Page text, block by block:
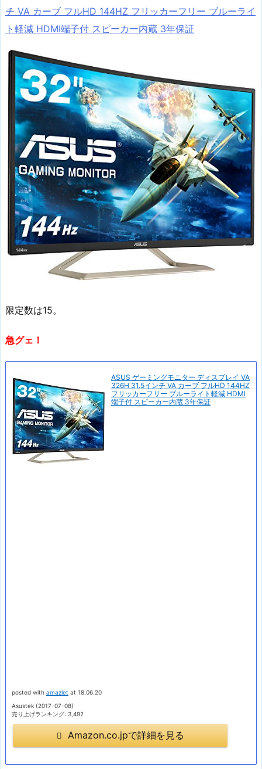
チ VA カーブ フルHD 144HZ フリッカーフリー ブルーライ
ト軽減 HDMI端子付 スピーカー内蔵 3年保証
限定数は15。
急グェ！
ASUS ゲーミングモニター ディスプレイ VA
326H 31.5インチ VA カーブ フルHD 144HZ
フリッカーフリー ブルーライト軽減 HDMI
端子付 スピーカー内蔵 3年保証
posted with amazlet at 18.06.20
Asustek (2017-07-08)
売り上げランキング: 3,492
Amazon.co.jpで詳細を見る